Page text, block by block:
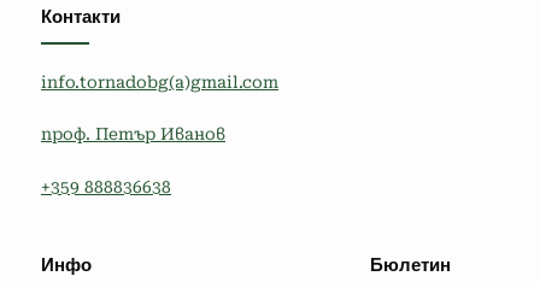
Контакти
info.tornadobg(a)gmail.com
проф. Петър Иванов
+359 888836638
Инфо Бюлетин